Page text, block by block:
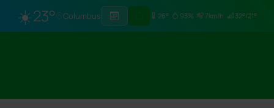
☀️23° Columbus 26° 93% 7km/h 32°/21°